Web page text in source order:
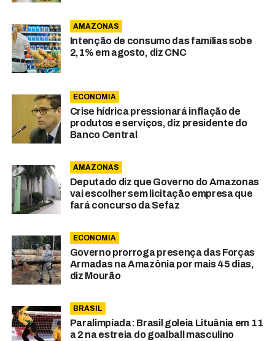
AMAZONAS
Intenção de consumo das famílias sobe
2,1% em agosto, diz CNC
ECONOMIA
Crise hídrica pressionará inflação de
produtos e serviços, diz presidente do
Banco Central
AMAZONAS
Deputado diz que Governo do Amazonas
vai escolher sem licitação empresa que
fará concurso da Sefaz
ECONOMIA
Governo prorroga presença das Forças
Armadas na Amazônia por mais 45 dias,
diz Mourão
BRASIL
Paralimpíada: Brasil goleia Lituânia em 11
a 2 na estreia do goalball masculino